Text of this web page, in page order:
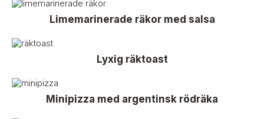
Limemarinerade räkor med salsa
Lyxig räktoast
Minipizza med argentinsk rödräka